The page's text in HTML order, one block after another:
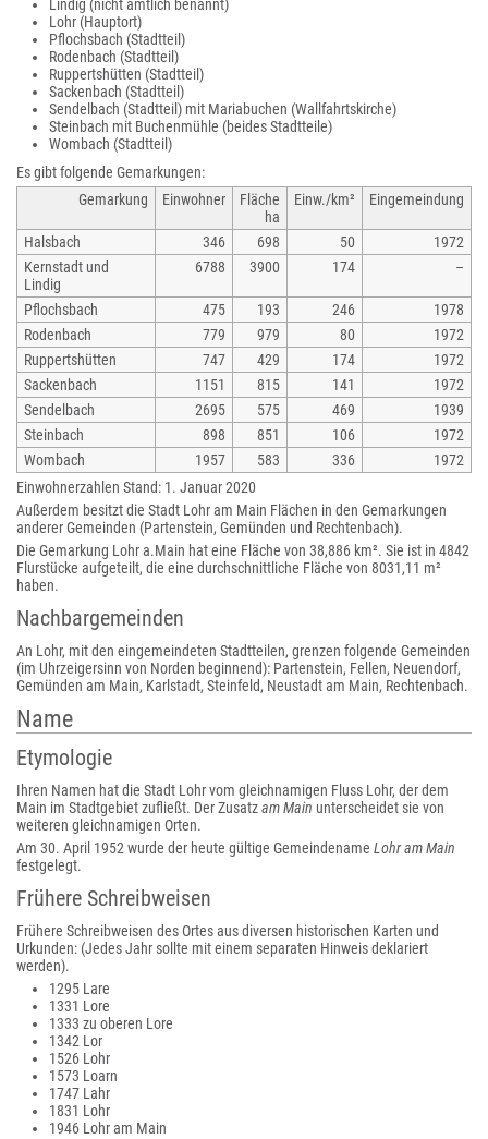
Lindig (nicht amtlich benannt)
Lohr (Hauptort)
Pflochsbach (Stadtteil)
Rodenbach (Stadtteil)
Ruppertshütten (Stadtteil)
Sackenbach (Stadtteil)
Sendelbach (Stadtteil) mit Mariabuchen (Wallfahrtskirche)
Steinbach mit Buchenmühle (beides Stadtteile)
Wombach (Stadtteil)
Es gibt folgende Gemarkungen:
Gemarkung
Einwohner
Fläche
ha
Einw./km² Eingemeindung
Halsbach 346 698 50
1972
Kernstadt und
Lindig
6788 3900 174 –
Pflochsbach 475 193 246
1978
Rodenbach
779 979 80
1972
Ruppertshütten
747 429 174
1972
Sackenbach
1151 815 141
1972
Sendelbach
2695 575 469
1939
Steinbach
898 851 106
1972
Wombach
1957 583 336
1972
Einwohnerzahlen Stand: 1. Januar 2020
Außerdem besitzt die Stadt Lohr am Main Flächen in den Gemarkungen
anderer Gemeinden (Partenstein, Gemünden und Rechtenbach).
Die Gemarkung Lohr a.Main hat eine Fläche von 38,886 km². Sie ist in 4842
Flurstücke aufgeteilt, die eine durchschnittliche Fläche von 8031,11 m²
haben.
Nachbargemeinden
An Lohr, mit den eingemeindeten Stadtteilen, grenzen folgende Gemeinden
(im Uhrzeigersinn von Norden beginnend): Partenstein, Fellen, Neuendorf,
Gemünden am Main, Karlstadt, Steinfeld, Neustadt am Main, Rechtenbach.
Name
Etymologie
Ihren Namen hat die Stadt Lohr vom gleichnamigen Fluss Lohr, der dem
Main im Stadtgebiet zufließt. Der Zusatzam Main unterscheidet sie von
weiteren gleichnamigen Orten.
Am 30. April 1952 wurde der heute gültige Gemeindename Lohr am Main
festgelegt.
Frühere Schreibweisen
Frühere Schreibweisen des Ortes aus diversen historischen Karten und
Urkunden: (Jedes Jahr sollte mit einem separaten Hinweis deklariert
werden).
1295 Lare
1331 Lore
1333 zu oberen Lore
1342 Lor
1526 Lohr
1573 Loarn
1747 Lahr
1831 Lohr
1946 Lohr am Main